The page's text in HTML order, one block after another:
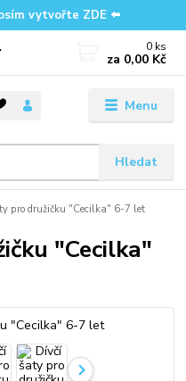
vytvořte ZDE ⬅️
Menu
Hledat
0 ks
za 0,00 Kč
pro družičku "Cecilka" 6-7 let
"Cecilka"